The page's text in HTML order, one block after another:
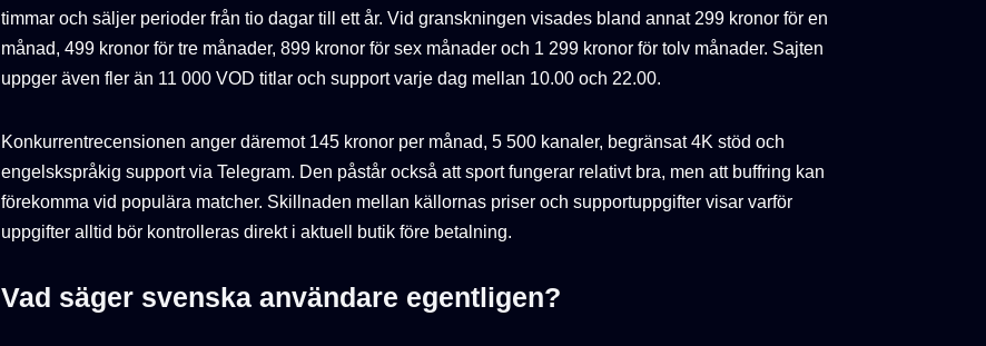
timmar och säljer perioder från tio dagar till ett år. Vid granskningen visades bland annat 299 kronor för en
månad, 499 kronor för tre månader, 899 kronor för sex månader och 1 299 kronor för tolv månader. Sajten
uppger även fler än 11 000 VOD titlar och support varje dag mellan 10.00 och 22.00.
Konkurrentrecensionen anger däremot 145 kronor per månad, 5 500 kanaler, begränsat 4K stöd och
engelskspråkig support via Telegram. Den påstår också att sport fungerar relativt bra, men att buffring kan
förekomma vid populära matcher. Skillnaden mellan källornas priser och supportuppgifter visar varför
uppgifter alltid bör kontrolleras direkt i aktuell butik före betalning.
Vad säger svenska användare egentligen?